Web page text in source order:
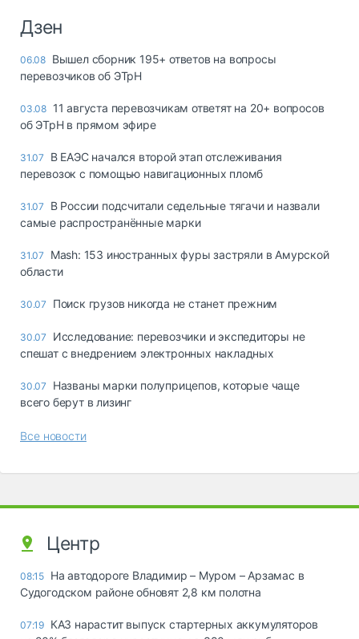
Дзен
06.08 Вышел сборник 195+ ответов на вопросы
перевозчиков об ЭТрН
03.08 11 августа перевозчикам ответят на 20+ вопросов
об ЭТрН в прямом эфире
31.07
В ЕАЭС начался второй этап отслеживания
перевозок с помощью навигационных пломб
31.07
В России подсчитали седельные тягачи и назвали
самые распространённые марки
31.07
Mash: 153 иностранных фуры застряли в Амурской
области
30.07 Поиск грузов никогда не станет прежним
30.07
Исследование: перевозчики и экспедиторы не
спешат с внедрением электронных накладных
30.07
Названы марки полуприцепов, которые чаще
всего берут в лизинг
Все новости
Центр
08:15 На автодороге Владимир – Муром – Арзамас в
Судогодском районе обновят 2,8 км полотна
07:19 КАЗ нарастит выпуск стартерных аккумуляторов